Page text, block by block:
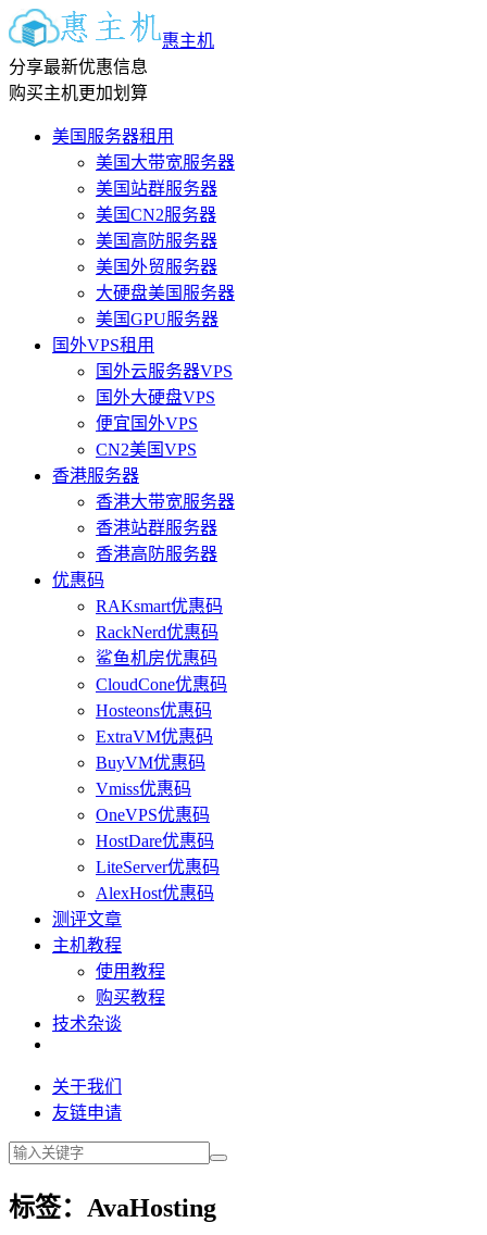
惠主机
分享最新优惠信息
购买主机更加划算
美国服务器租用
美国大带宽服务器
美国站群服务器
美国CN2服务器
美国高防服务器
美国外贸服务器
大硬盘美国服务器
美国GPU服务器
国外VPS租用
国外云服务器VPS
国外大硬盘VPS
便宜国外VPS
CN2美国VPS
香港服务器
香港大带宽服务器
香港站群服务器
香港高防服务器
优惠码
RAKsmart优惠码
RackNerd优惠码
鲨鱼机房优惠码
CloudCone优惠码
Hosteons优惠码
ExtraVM优惠码
BuyVM优惠码
Vmiss优惠码
OneVPS优惠码
HostDare优惠码
LiteServer优惠码
AlexHost优惠码
测评文章
主机教程
使用教程
购买教程
技术杂谈
关于我们
友链申请
标签：AvaHosting